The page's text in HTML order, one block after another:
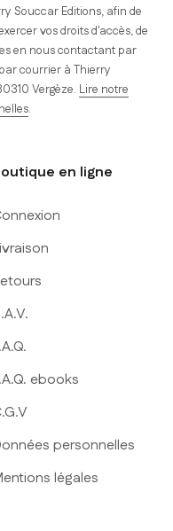
Souccar Editions, afin de
vos droits d'accès, de
en nous contactant par
courrier à Thierry
Vergèze. Lire notre
.
en ligne
ebooks
personnelles
légales